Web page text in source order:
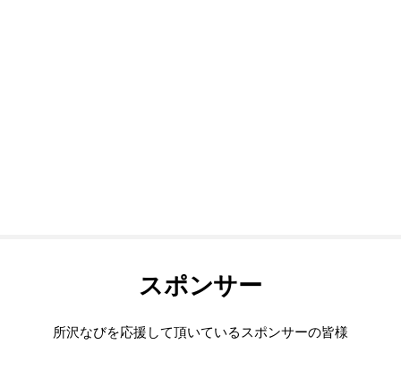
スポンサー
所沢なびを応援して頂いているスポンサーの皆様